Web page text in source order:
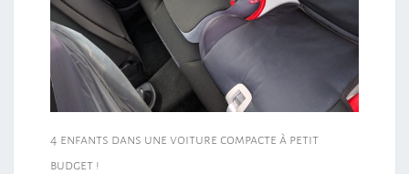
4 enfants dans une voiture compacte à petit
budget !